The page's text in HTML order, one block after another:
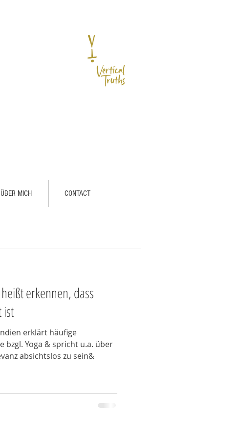
ÜBER MICH CONTACT
erkennen, dass
ist
erklärt häufige
bzgl. Yoga & spricht u.a. über
absichtslos zu sein&